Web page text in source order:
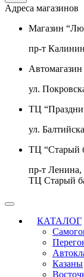
Адреса магазинов
Магазин
пр-т
ул.
ТЦ
ул.
ТЦ “Старый
пр-т Ленина,
ТЦ Старый
КАТАЛОГ
Казаны